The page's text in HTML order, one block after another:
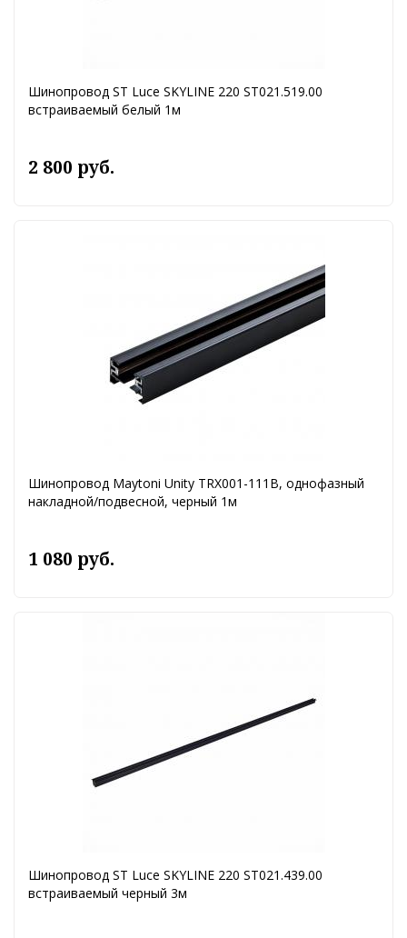
Шинопровод ST Luce SKYLINE 220 ST021.519.00
встраиваемый белый 1м
2 800 руб.
Шинопровод Maytoni Unity TRX001-111B, однофазный
накладной/подвесной, черный 1м
1 080 руб.
Шинопровод ST Luce SKYLINE 220 ST021.439.00
встраиваемый черный 3м